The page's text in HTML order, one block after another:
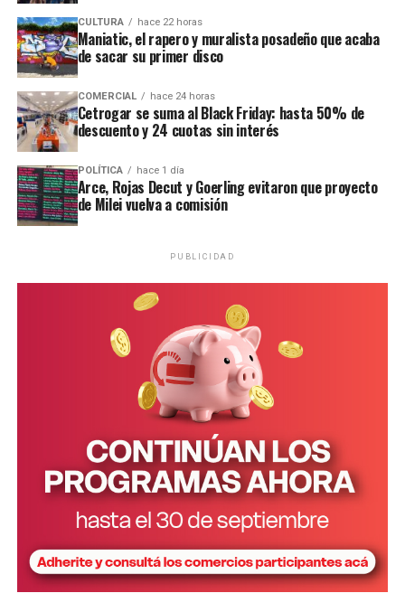
“Una nena encerrada que llora”
Los testigos de hoy fueron de menor a mayor en grado
de cercanía con la niña. Primero declaróHilda Margot
, quien residía en una de las viviendas
contiguas a la casa donde Ramírez vivía junto a su
pareja, su hija Belén y su hija más pequeña Micaela.
Da Silveira contó que su hija solía jugar con la pequeña
Micaela y gracias a esa relación supo que en esa vivienda
contigua también residía una niña con discapacidad.
“Yo no supe que esa nena (por Belén) estaba ahí. Lo
supe cuando mi hija, que jugaba con la hija de la dueña,
me contó que en una habitación habíaotra nena
CULTURA hace 22 horas
Maniatic, el rapero y muralista posadeño que acaba
de sacar su primer disco
COMERCIAL hace 24 horas
Cetrogar se suma al Black Friday: hasta 50% de
descuento y 24 cuotas sin interés
POLÍTICA hace 1 día
Arce, Rojas Decut y Goerling evitaron que proyecto
de Milei vuelva a comisión
PUBLICIDAD